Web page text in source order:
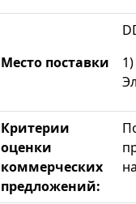
Место поставки
Критерии
оценки
коммерческих
предложений: